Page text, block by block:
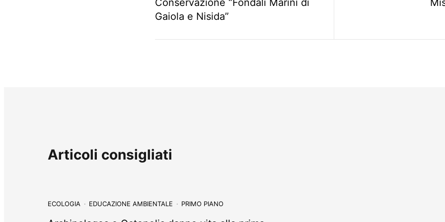
c
o
t
e
Conservazione “Fondali Marini di
Gaiola e Nisida”
Articoli consigliati
ECOLOGIA EDUCAZIONE AMBIENTALE PRIMO PIANO